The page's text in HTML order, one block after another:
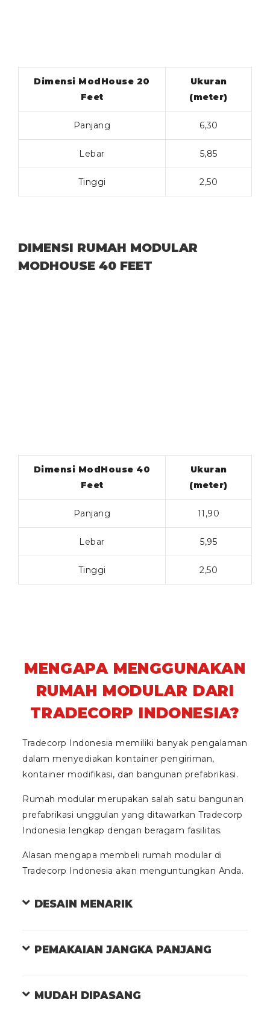
Dimensi ModHouse 20
Feet
Ukuran
(meter)
Panjang 6,30
Lebar 5,85
Tinggi 2,50
DIMENSI RUMAH MODULAR
MODHOUSE 40 FEET
Dimensi ModHouse 40
Feet
Ukuran
(meter)
Panjang 11,90
Lebar 5,95
Tinggi 2,50
MENGAPA MENGGUNAKAN
RUMAH MODULAR DARI
TRADECORP INDONESIA?
Tradecorp Indonesia memiliki banyak pengalaman
dalam menyediakan kontainer pengiriman,
kontainer modifikasi, dan bangunan prefabrikasi.
Rumah modular merupakan salah satu bangunan
prefabrikasi unggulan yang ditawarkan Tradecorp
Indonesia lengkap dengan beragam fasilitas.
Alasan mengapa membeli rumah modular di
Tradecorp Indonesia akan menguntungkan Anda.
DESAIN MENARIK
PEMAKAIAN JANGKA PANJANG
MUDAH DIPASANG